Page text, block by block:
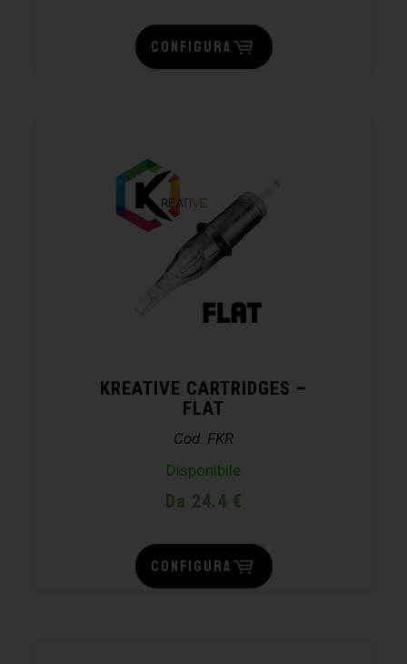
CONFIGURA
KREATIVE CARTRIDGES –
FLAT
Cod. FKR
Disponibile
Da 24.4 €
CONFIGURA